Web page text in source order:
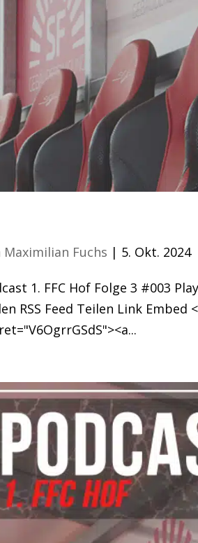
Maximilian Fuchs | 5. Okt. 2024
1. FFC Hof Folge 3 #003
RSS Feed Teilen Link